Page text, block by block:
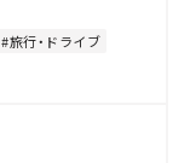
旅行・ドライブ